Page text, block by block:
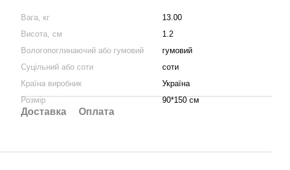
Вага, кг
13.00
Висота, см
1.2
Вологопоглинаючий або гумовий
гумовий
Суцільний або соти
соти
Країна виробник
Україна
Розмір
90*150 см
Доставка Оплата